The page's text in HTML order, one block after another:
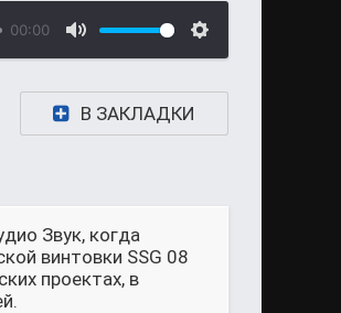
00:00
В ЗАКЛАДКИ
Звук, когда
винтовки SSG 08
проектах, в